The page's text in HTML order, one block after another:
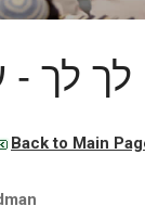
לך לך -
Back to Main